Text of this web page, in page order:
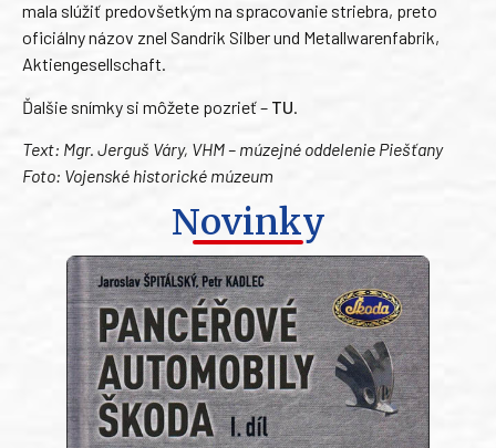
mala slúžiť predovšetkým na spracovanie striebra, preto
oficiálny názov znel Sandrik Silber und Metallwarenfabrik,
Aktiengesellschaft.
Ďalšie snímky si môžete pozrieť – TU
Text: Mgr. Jerguš Váry, VHM – múzejné oddelenie Piešťany
Foto: Vojenské historické múzeum
Novinky